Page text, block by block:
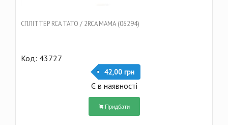
CПЛІТТЕР RCA ТАТО / 2RCA МАМА (06294)
Код: 43727
42,00 грн
Є в наявності
Придбати